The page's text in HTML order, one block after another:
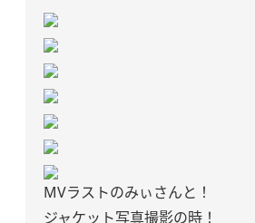
MVラストのみぃさんと！
ジャケット写真撮影の時！